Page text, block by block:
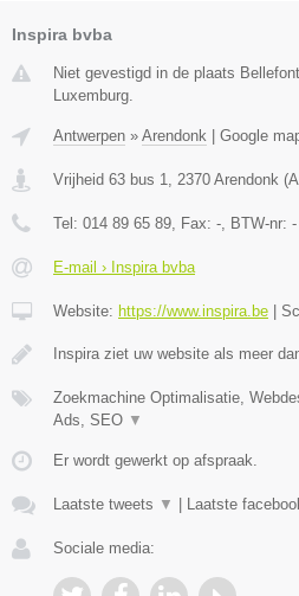
Inspira bvba
Niet gevestigd in de plaats
Luxemburg.
Antwerpen » Arendonk Google
Vrijheid 63 bus 1, 2370 Arendonk (
Tel: 014 89 65 89, Fax: -, BTW-nr: -
E-mail › Inspira bvba
Website: https://www.inspira.be
Inspira ziet uw website als meer
Zoekmachine Optimalisatie,
Ads, SEO ▼
Er wordt gewerkt op afspraak.
Laatste tweets ▼ Laatste
Sociale media: